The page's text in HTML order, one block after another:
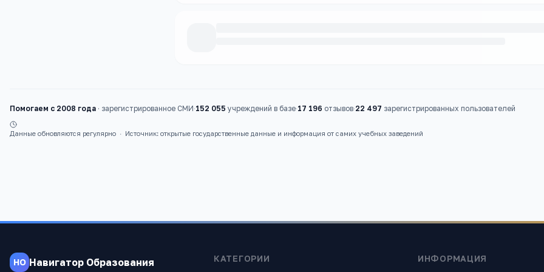
Помогаем с 2008 года · зарегистрированное СМИ·152 055 учреждений в базе·17 196 отзывов·22 497 зарегистрированных пользователей
Данные обновляются регулярно · Источник: открытые государственные данные и информация от самих учебных заведений
НО Навигатор Образования КАТЕГОРИИ ИНФОРМАЦИЯ